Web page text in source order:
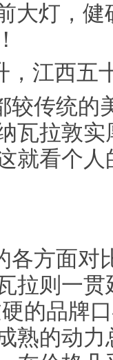
大灯，
传统的
瓦拉敦
就看个人
方面对
拉则一
的品牌
熟的动